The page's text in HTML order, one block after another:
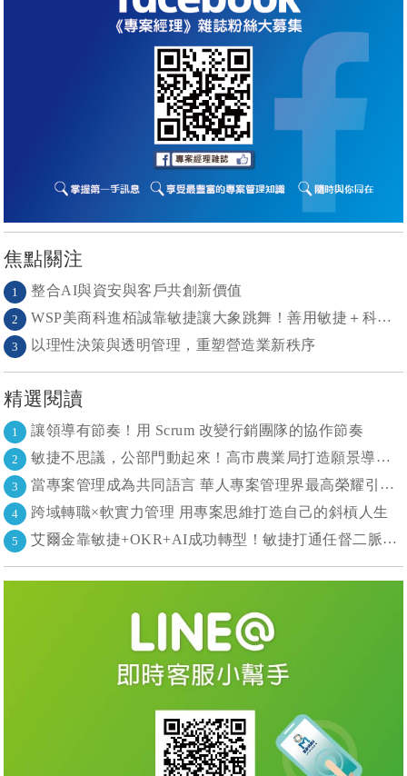
焦點關注
1 整合AI與資安與客戶共創新價值
2 WSP美商科進栢誠靠敏捷讓大象跳舞！善用敏捷＋科技力， 大型工程也能快速迭代
3 以理性決策與透明管理，重塑營造業新秩序
精選閱讀
1 讓領導有節奏！用 Scrum 改變行銷團隊的協作節奏
2 敏捷不思議，公部門動起來！高市農業局打造願景導向的社區敏捷自組織
3 當專案管理成為共同語言 華人專案管理界最高榮耀引領的變革時代
4 跨域轉職×軟實力管理 用專案思維打造自己的斜槓人生
5 艾爾金靠敏捷+OKR+AI成功轉型！敏捷打通任督二脈， 避免文化與流程「卡卡」導致溝通無效